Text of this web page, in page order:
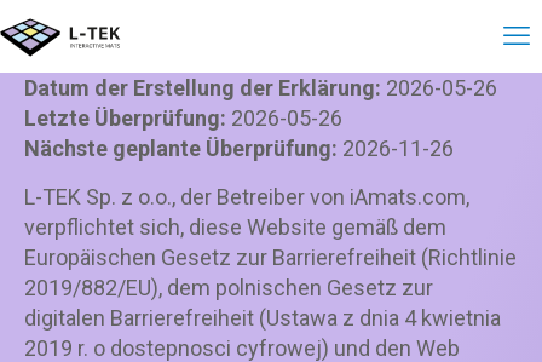
Erklärung zur
Datum der Erstellung der Erklärung: 2026-05-26
Letzte Überprüfung: 2026-05-26
Nächste geplante Überprüfung: 2026-11-26
L-TEK Sp. z o.o., der Betreiber von iAmats.com,
verpflichtet sich, diese Website gemäß dem
Europäischen Gesetz zur Barrierefreiheit (Richtlinie
2019/882/EU), dem polnischen Gesetz zur
digitalen Barrierefreiheit (Ustawa z dnia 4 kwietnia
2019 r. o dostepnosci cyfrowej) und den Web